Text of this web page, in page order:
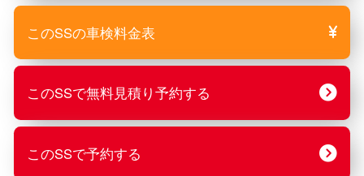
このSSの車検料金表
このSSで無料見積り予約する
このSSで予約する